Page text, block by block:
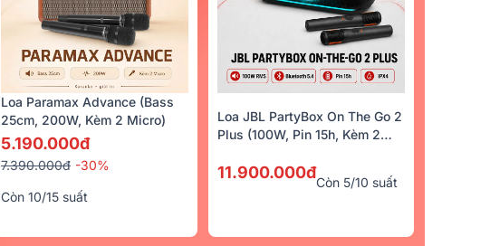
Loa Paramax Advance (Bass
25cm, 200W, Kèm 2 Micro)
5.190.000đ
7.390.000đ -30%
Còn 10/15 suất
Loa JBL PartyBox On The Go 2
Plus (100W, Pin 15h, Kèm 2
11.900.000đ
Còn 5/10 suất